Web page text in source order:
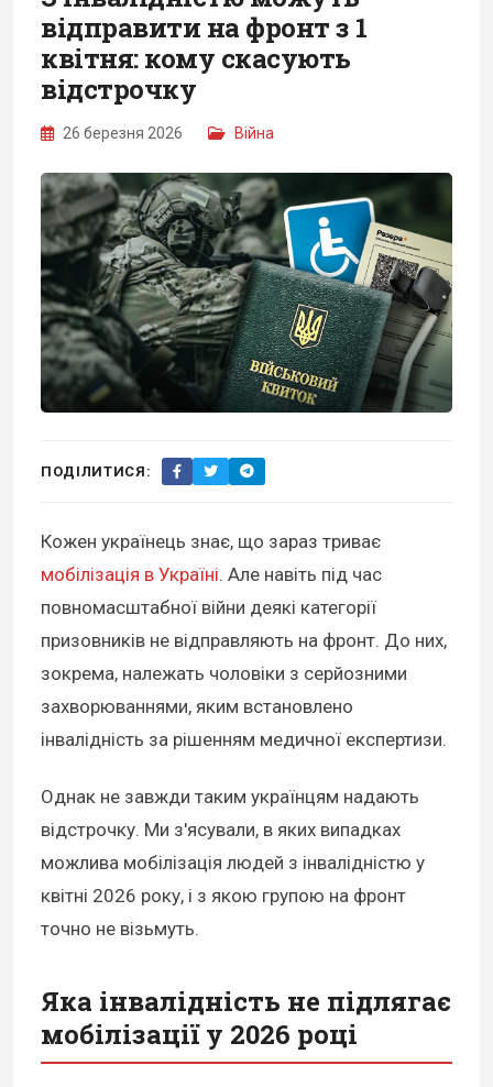
відправити на фронт з 1
квітня: кому скасують
відстрочку
26 березня 2026 Війна
ПОДІЛИТИСЯ:
Кожен українець знає, що зараз триває
мобілізація в Україні. Але навіть під час
повномасштабної війни деякі категорії
призовників не відправляють на фронт. До них,
зокрема, належать чоловіки з серйозними
захворюваннями, яким встановлено
інвалідність за рішенням медичної експертизи.
Однак не завжди таким українцям надають
відстрочку. Ми з'ясували, в яких випадках
можлива мобілізація людей з інвалідністю у
квітні 2026 року, і з якою групою на фронт
точно не візьмуть.
Яка інвалідність не підлягає
мобілізації у 2026 році